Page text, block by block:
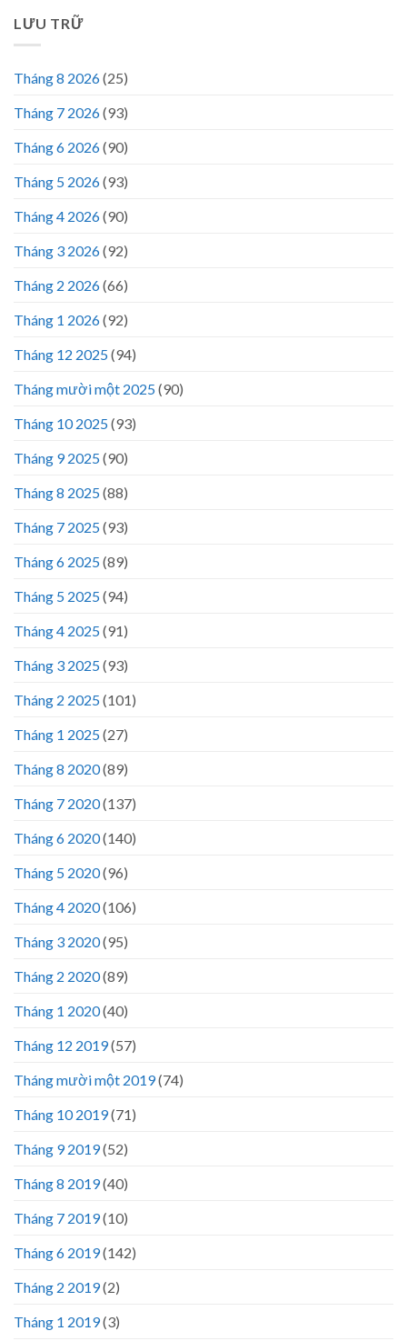
LƯU TRỮ
Tháng 8 2026(25)
Tháng 7 2026(93)
Tháng 6 2026(90)
Tháng 5 2026(93)
Tháng 4 2026(90)
Tháng 3 2026(92)
Tháng 2 2026(66)
Tháng 1 2026(92)
Tháng 12 2025(94)
Tháng mười một 2025(90)
Tháng 10 2025(93)
Tháng 9 2025(90)
Tháng 8 2025(88)
Tháng 7 2025(93)
Tháng 6 2025(89)
Tháng 5 2025(94)
Tháng 4 2025(91)
Tháng 3 2025(93)
Tháng 2 2025(101)
Tháng 1 2025(27)
Tháng 8 2020(89)
Tháng 7 2020(137)
Tháng 6 2020(140)
Tháng 5 2020(96)
Tháng 4 2020(106)
Tháng 3 2020(95)
Tháng 2 2020(89)
Tháng 1 2020(40)
Tháng 12 2019(57)
Tháng mười một 2019(74)
Tháng 10 2019(71)
Tháng 9 2019(52)
Tháng 8 2019(40)
Tháng 7 2019(10)
Tháng 6 2019(142)
Tháng 2 2019(2)
Tháng 1 2019(3)